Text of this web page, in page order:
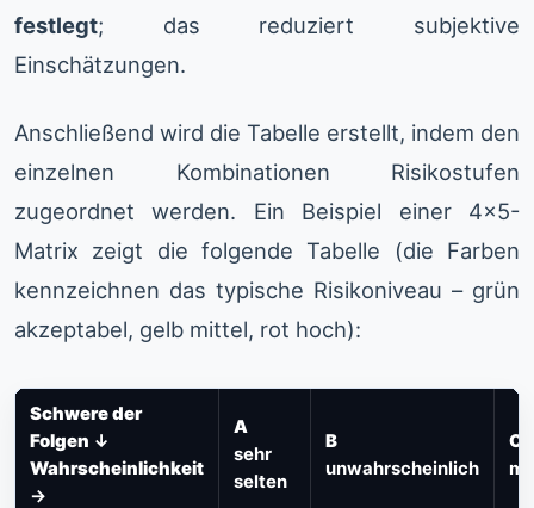
festlegt; das reduziert subjektive
Einschätzungen.
Anschließend wird die Tabelle erstellt, indem den
einzelnen Kombinationen Risikostufen
zugeordnet werden. Ein Beispiel einer 4×5-
Matrix zeigt die folgende Tabelle (die Farben
kennzeichnen das typische Risikoniveau – grün
akzeptabel, gelb mittel, rot hoch):
Schwere der
Folgen ↓
Wahrscheinlichkeit
→
A
sehr
selten
B
unwahrscheinlich
C